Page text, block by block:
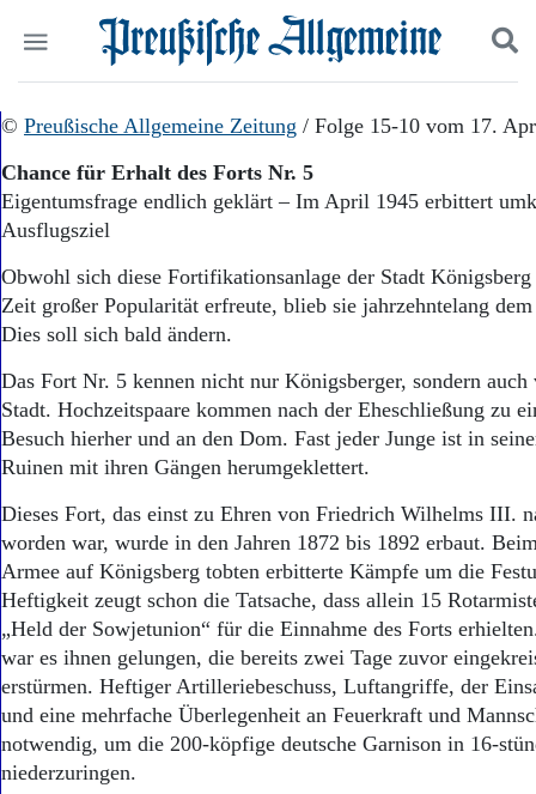
Start
Wer wir sind
Aktuelle Ausgabe
Abonnenten-Login
Abonnent werden
Abo Prämien
Archiv
Mediadaten
Politik
Wirtschaft
Panorama
Geschichte
Ostpreußen
Pommern
Schlesien
Danzig und Westpreußen
Bücher
Kontakt
Impressum
Suchen und finden
© Preußische Allgemeine Zeitung / Folge 15-10 vom 17.
Chance für Erhalt des Forts Nr. 5
Eigentumsfrage endlich geklärt – Im April 1945 erbittert
Ausflugsziel
Obwohl sich diese Fortifikationsanlage der Stadt
Zeit großer Popularität erfreute, blieb sie jahrzehntelang
Dies soll sich bald ändern.
Das Fort Nr. 5 kennen nicht nur Königsberger, sondern auch
Stadt. Hochzeitspaare kommen nach der Eheschließung zu
Besuch hierher und an den Dom. Fast jeder Junge ist in
Ruinen mit ihren Gängen herumgeklettert.
Dieses Fort, das einst zu Ehren von Friedrich Wilhelms III.
worden war, wurde in den Jahren 1872 bis 1892 erbaut.
Armee auf Königsberg tobten erbitterte Kämpfe um die
Heftigkeit zeugt schon die Tatsache, dass allein 15
„Held der Sowjetunion“ für die Einnahme des Forts
war es ihnen gelungen, die bereits zwei Tage zuvor
erstürmen. Heftiger Artilleriebeschuss, Luftangriffe, der
und eine mehrfache Überlegenheit an Feuerkraft und
notwendig, um die 200-köpfige deutsche Garnison in 16-
niederzuringen.